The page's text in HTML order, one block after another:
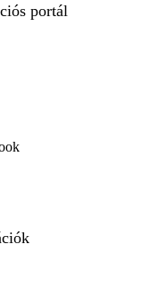
portál